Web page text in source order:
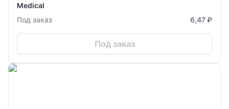
Medical
Под заказ
6,47 ₽
Под заказ